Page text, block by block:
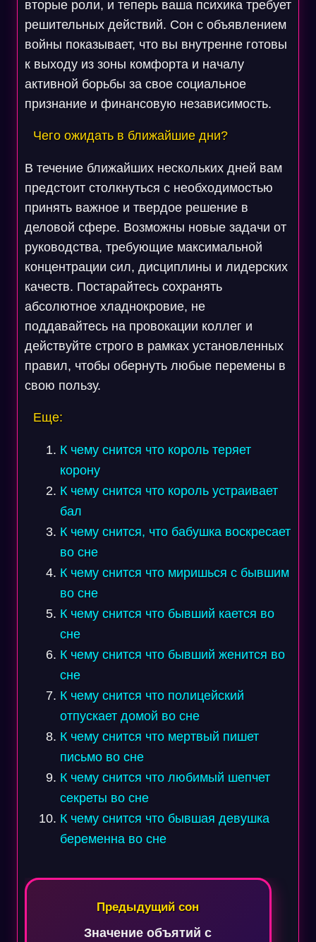
вторые роли, и теперь ваша психика требует
решительных действий. Сон с объявлением
войны показывает, что вы внутренне готовы
к выходу из зоны комфорта и началу
активной борьбы за свое социальное
признание и финансовую независимость.
Чего ожидать в ближайшие дни?
В течение ближайших нескольких дней вам
предстоит столкнуться с необходимостью
принять важное и твердое решение в
деловой сфере. Возможны новые задачи от
руководства, требующие максимальной
концентрации сил, дисциплины и лидерских
качеств. Постарайтесь сохранять
абсолютное хладнокровие, не
поддавайтесь на провокации коллег и
действуйте строго в рамках установленных
правил, чтобы обернуть любые перемены в
свою пользу.
Еще:
К чему снится что король теряет
корону
К чему снится что король устраивает
бал
К чему снится, что бабушка воскресает
во сне
К чему снится что миришься с бывшим
во сне
К чему снится что бывший кается во
сне
К чему снится что бывший женится во
сне
К чему снится что полицейский
отпускает домой во сне
К чему снится что мертвый пишет
письмо во сне
К чему снится что любимый шепчет
секреты во сне
К чему снится что бывшая девушка
беременна во сне
Навигация
записям
Предыдущий сон
Значение объятий с